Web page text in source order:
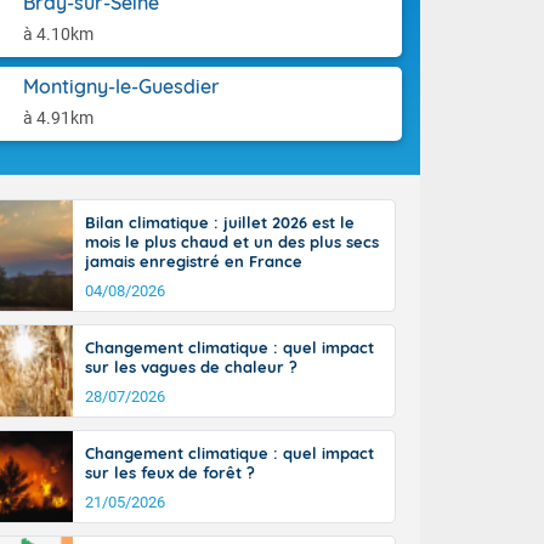
à 4.10km
Montigny-le-Guesdier
à 4.91km
ensoleillée,
une
le vent
tramontane
elles
et
sur le
Alpes à
terres et 20
Bilan climatique : juillet 2026 est le
mois le plus chaud et un des plus secs
jamais enregistré en France
04/08/2026
Changement climatique : quel impact
sur les vagues de chaleur ?
28/07/2026
Changement climatique : quel impact
sur les feux de forêt ?
21/05/2026